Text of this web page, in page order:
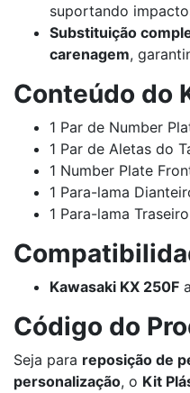
suportando
Substituição
carenagem,
Conteúdo do
1 Par de Number
1 Par de Aletas do
1 Number Plate
1 Para-lama
1 Para-lama Traseiro
Kawasaki KX 250F
Código do
Seja para reposição de
personalização, o Kit